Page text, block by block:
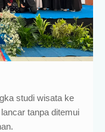
studi wisata ke
tanpa ditemui